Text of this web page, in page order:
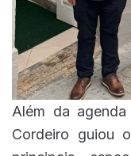
Além da
Cordeiro guiou